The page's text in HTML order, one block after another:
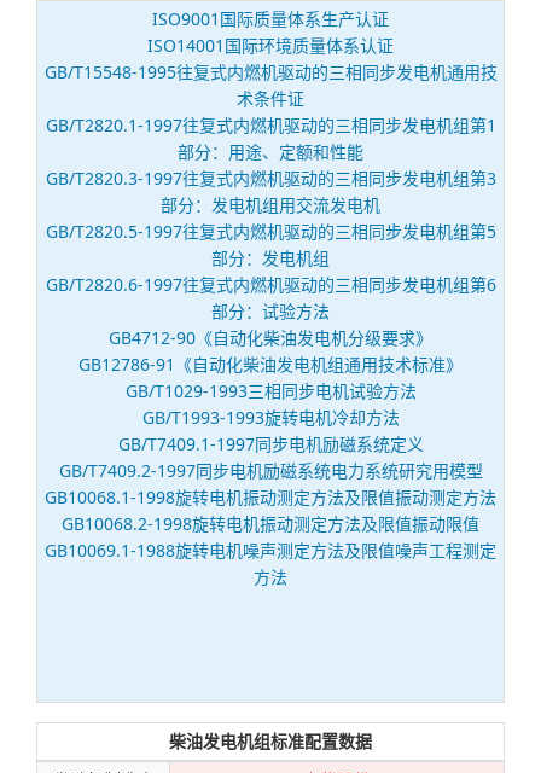
ISO9001国际质量体系生产认证
ISO14001国际环境质量体系认证
GB/T15548-1995往复式内燃机驱动的三相同步发电机通用技
术条件证
GB/T2820.1-1997往复式内燃机驱动的三相同步发电机组第1
部分：用途、定额和性能
GB/T2820.3-1997往复式内燃机驱动的三相同步发电机组第3
部分：发电机组用交流发电机
GB/T2820.5-1997往复式内燃机驱动的三相同步发电机组第5
部分：发电机组
GB/T2820.6-1997往复式内燃机驱动的三相同步发电机组第6
部分：试验方法
GB4712-90《自动化柴油发电机分级要求》
GB12786-91《自动化柴油发电机组通用技术标准》
GB/T1029-1993三相同步电机试验方法
GB/T1993-1993旋转电机冷却方法
GB/T7409.1-1997同步电机励磁系统定义
GB/T7409.2-1997同步电机励磁系统电力系统研究用模型
GB10068.1-1998旋转电机振动测定方法及限值振动测定方法
GB10068.2-1998旋转电机振动测定方法及限值振动限值
GB10069.1-1988旋转电机噪声测定方法及限值噪声工程测定
方法
柴油发电机组标准配置数据